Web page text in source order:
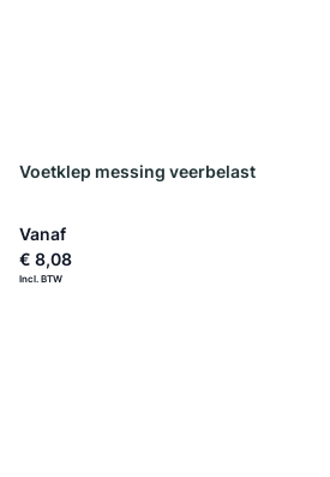
Voetklep messing veerbelast
Vanaf
€ 8,08